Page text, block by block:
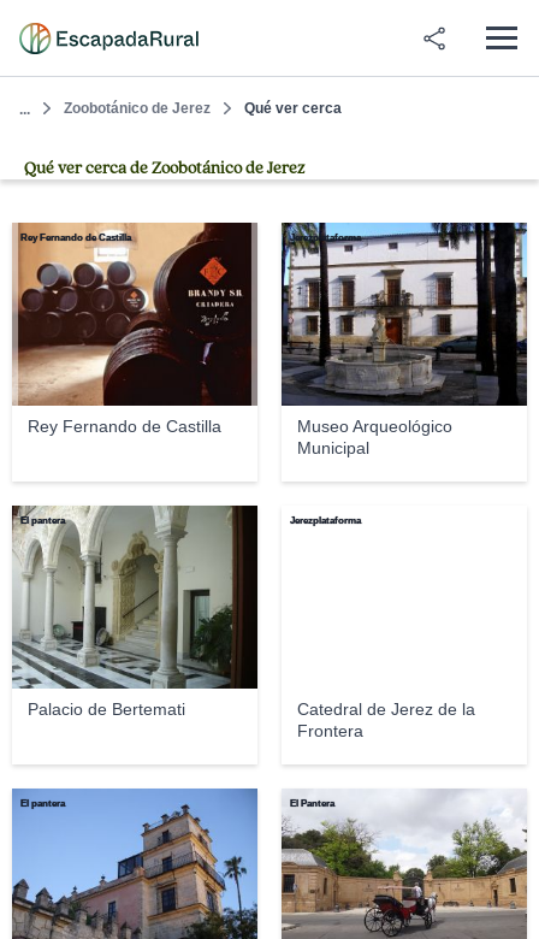
... Zoobotánico de Jerez Qué ver cerca
Qué ver cerca de Zoobotánico de Jerez
Rey Fernando de Castilla
Rey Fernando de Castilla
Museo Arqueológico
Municipal
Jerezplataforma
Palacio de Bertemati
El pantera
Catedral de Jerez de la
Frontera
Jerezplataforma
El pantera El Pantera